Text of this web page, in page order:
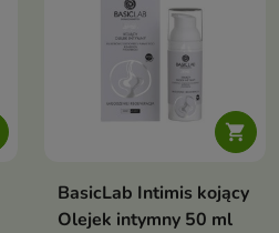

BasicLab Intimis kojący
Olejek intymny 50 ml